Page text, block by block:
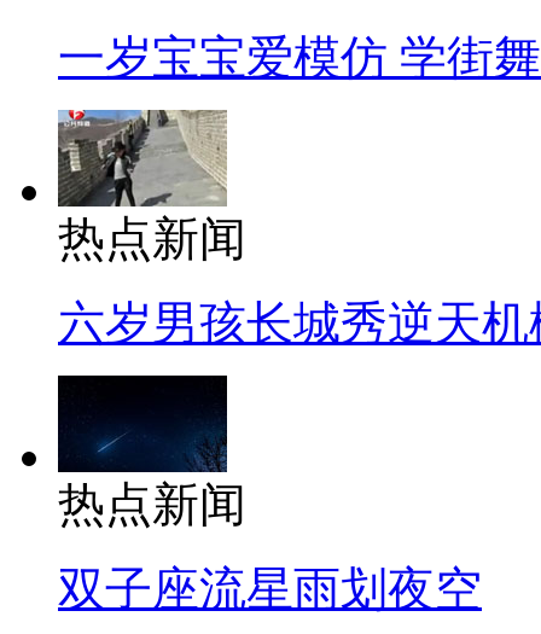
一岁宝宝爱模仿 学街
热点新闻
六岁男孩长城秀逆天机
热点新闻
双子座流星雨划夜空